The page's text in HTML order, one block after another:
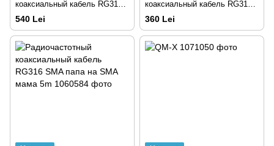
коаксиальный кабель RG316
SMA папа на SMA мама 20m
540 Lei
коаксиальный кабель RG316
SMA папа на SMA мама 10m
360 Lei